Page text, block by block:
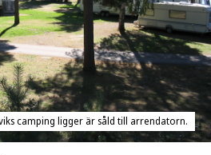
camping ligger är såld till arrendatorn.